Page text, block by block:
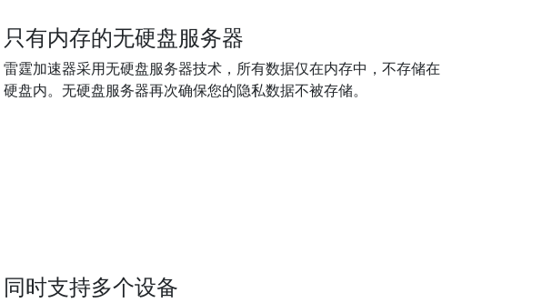
只有内存的无硬盘服务器
雷霆加速器采用无硬盘服务器技术，所有数据仅在内存中，不存储在
硬盘内。无硬盘服务器再次确保您的隐私数据不被存储。
同时支持多个设备